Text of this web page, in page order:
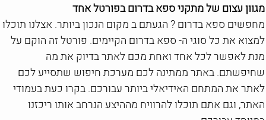
מגוון עצום של מתקני ספא בדרום בפורטל אחד
מחפשים ספא בדרום ? הגעתם ב מקום הנכון ביותר. אצלנו תוכלו
למצוא את כל סוגי ה- ספא בדרום הקיימים. פורטל זה הוקם על
מנת לאפשר לכל אחד ואחת מכם לאתר בדיוק את מה
שחיפשתם. באתר ממתינה לכם מערכת חיפוש שתסייע לכם
לאתר את המתחם האידיאלי ביותר עבורכם. בקרו כעת בעמודי
האתר, וגם אתם תוכלו להרוויח מההיצע הנרחב אותו ריכזנו